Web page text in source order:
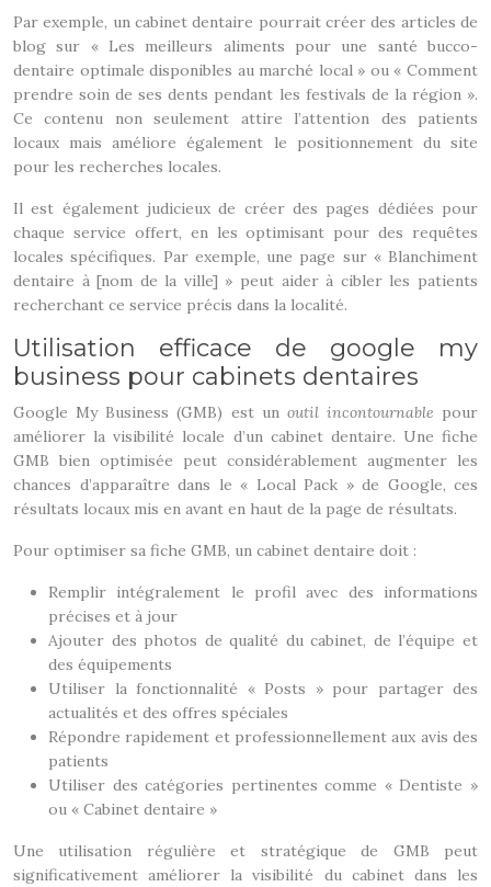
Par exemple, un cabinet dentaire pourrait créer des articles de
blog sur « Les meilleurs aliments pour une santé bucco-
dentaire optimale disponibles au marché local » ou « Comment
prendre soin de ses dents pendant les festivals de la région ».
Ce contenu non seulement attire l’attention des patients
locaux mais améliore également le positionnement du site
pour les recherches locales.
Il est également judicieux de créer des pages dédiées pour
chaque service offert, en les optimisant pour des requêtes
locales spécifiques. Par exemple, une page sur « Blanchiment
dentaire à [nom de la ville] » peut aider à cibler les patients
recherchant ce service précis dans la localité.
Utilisation efficace de google my
business pour cabinets dentaires
Google My Business (GMB) est un outil incontournable pour
améliorer la visibilité locale d’un cabinet dentaire. Une fiche
GMB bien optimisée peut considérablement augmenter les
chances d’apparaître dans le « Local Pack » de Google, ces
résultats locaux mis en avant en haut de la page de résultats.
Pour optimiser sa fiche GMB, un cabinet dentaire doit :
Remplir intégralement le profil avec des informations
précises et à jour
Ajouter des photos de qualité du cabinet, de l’équipe et
des équipements
Utiliser la fonctionnalité « Posts » pour partager des
actualités et des offres spéciales
Répondre rapidement et professionnellement aux avis des
patients
Utiliser des catégories pertinentes comme « Dentiste »
ou « Cabinet dentaire »
Une utilisation régulière et stratégique de GMB peut
significativement améliorer la visibilité du cabinet dans les